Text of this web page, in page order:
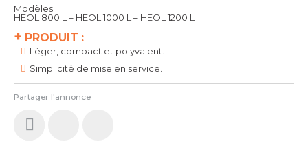
+ PRODUIT :
Léger, compact et polyvalent.
Simplicité de mise en service.
Partager l'annonce
Modèles :
HEOL 800 L – HEOL 1000 L – HEOL 1200 L